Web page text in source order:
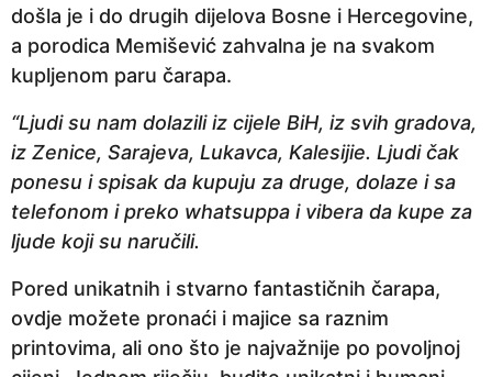
došla je i do drugih dijelova Bosne i Hercegovine,
a porodica Memišević zahvalna je na svakom
kupljenom paru čarapa.
“Ljudi su nam dolazili iz cijele BiH, iz svih gradova,
iz Zenice, Sarajeva, Lukavca, Kalesijie. Ljudi čak
ponesu i spisak da kupuju za druge, dolaze i sa
telefonom i preko whatsuppa i vibera da kupe za
ljude koji su naručili.
Pored unikatnih i stvarno fantastičnih čarapa,
ovdje možete pronaći i majice sa raznim
printovima, ali ono što je najvažnije po povoljnoj